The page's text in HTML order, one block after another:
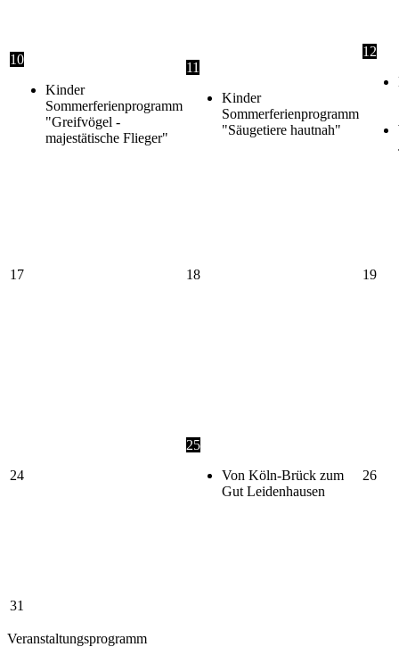
10
Kinder
Sommerferienprogramm
"Greifvögel -
majestätische Flieger"
11
Kinder
Sommerferienprogramm
"Säugetiere hautnah"
12
17 18 19
24
25
Von Köln-Brück zum
Gut Leidenhausen
26
31
Veranstaltungsprogramm